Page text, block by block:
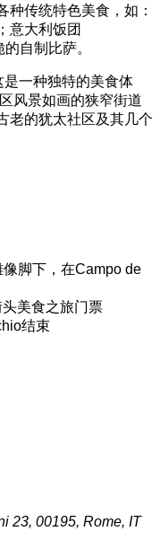
种传统特色美食，如：
意大利饭团
自制比萨。
一种独特的美食体
风景如画的狭窄街道
老的犹太社区及其几个
脚下，在Campo de
美食之旅门票
结束
23, 00195, Rome, IT